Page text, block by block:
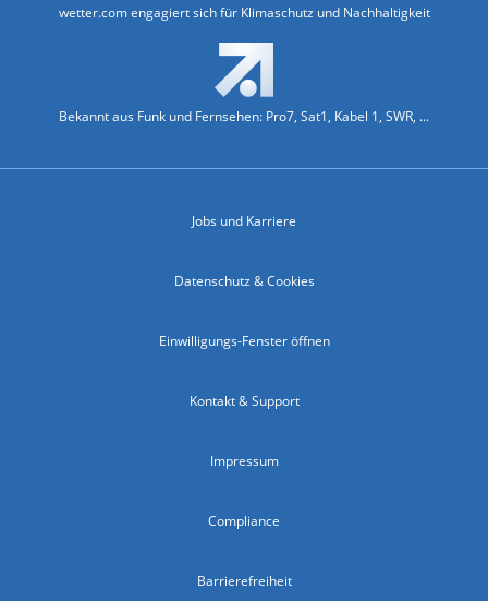
wetter.com engagiert sich für Klimaschutz und Nachhaltigkeit
Bekannt aus Funk und Fernsehen: Pro7, Sat1, Kabel 1, SWR, ...
Jobs und Karriere
Datenschutz & Cookies
Einwilligungs-Fenster öffnen
Kontakt & Support
Impressum
Compliance
Barrierefreiheit